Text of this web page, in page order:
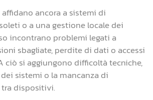
ancora a sistemi di
o a una gestione locale dei
incontrano problemi legati a
sbagliate, perdite di dati o accessi
ciò si aggiungono difficoltà tecniche,
sistemi o la mancanza di
dispositivi.